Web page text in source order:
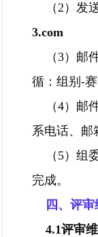
（2）发
3.com
（3）邮
循：组别-
（4）邮
系电话、邮
（5）组
完成。
四、评审
4.1评审维